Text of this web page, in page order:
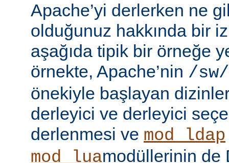
Apache’yi derlerken ne
olduğunuz hakkında bir
aşağıda tipik bir örneğe
örnekte, Apache’nin /
önekiyle başlayan
derleyici ve derleyici
derlenmesi ve mod_ldap
mod_luamodüllerinin de